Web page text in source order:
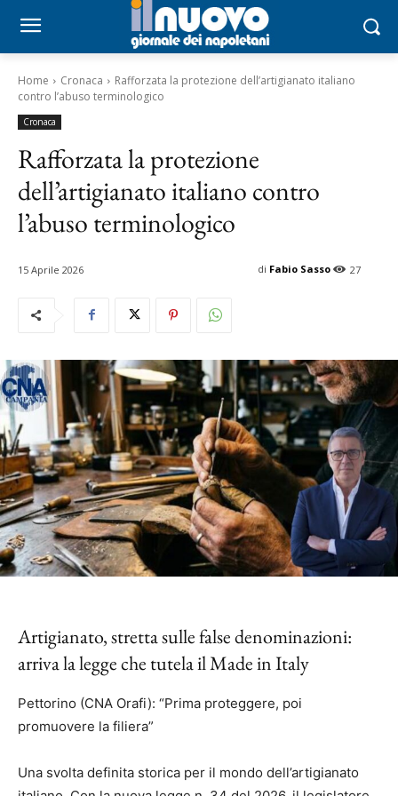
Home Cronaca
Rafforzata la protezione dell’artigianato italiano
contro l’abuso terminologico
Cronaca
Rafforzata la protezione
dell’artigianato italiano contro
l’abuso terminologico
15 Aprile 2026 27
di Fabio Sasso
Artigianato, stretta sulle false denominazioni:
arriva la legge che tutela il Made in Italy
Pettorino (CNA Orafi): “Prima proteggere, poi
promuovere la filiera”
Una svolta definita storica per il mondo dell’artigianato